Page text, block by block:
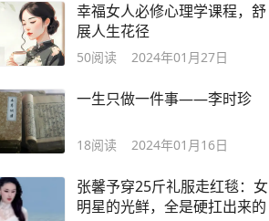
幸福女人必修心理学课程，舒
展人生花径
50阅读 2024年01月27日
一生只做一件事——李时珍
18阅读 2024年01月16日
张馨予穿25斤礼服走红毯：女
明星的光鲜，全是硬扛出来的